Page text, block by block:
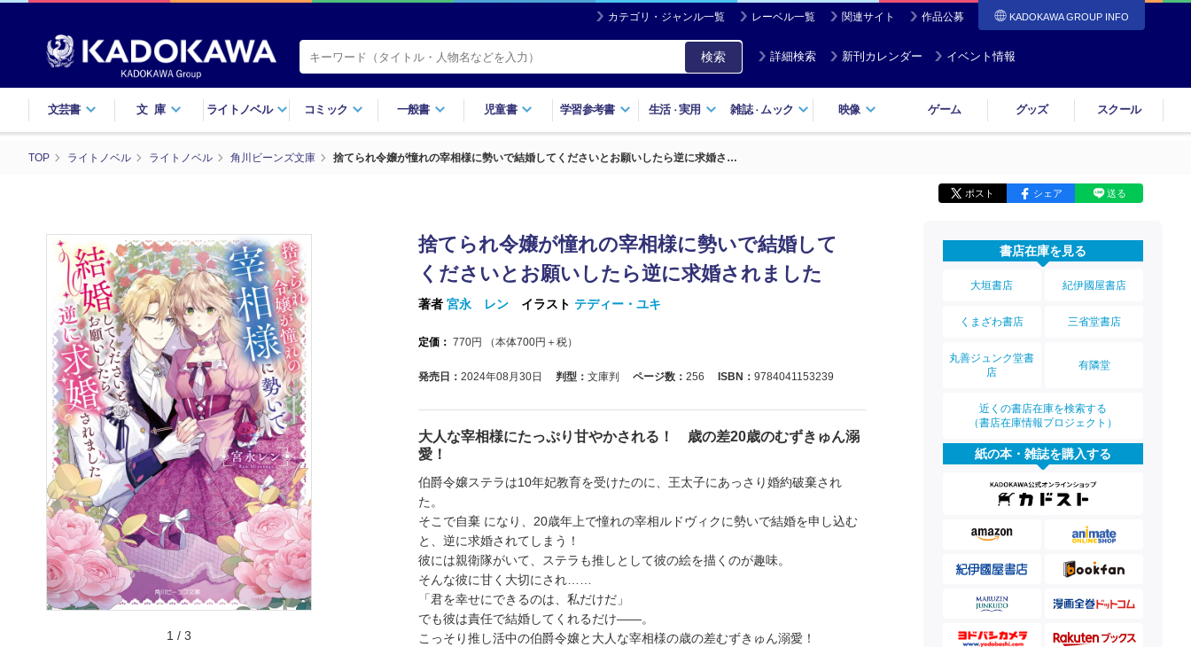
カテゴリ・ジャンル一覧 レーベル一覧 関連サイト 作品公募 KADOKAWA GROUP INFO
検索 詳細検索 新刊カレンダー イベント情報
文芸書 文庫 ライトノベル コミック 一般書 児童書 学習参考書 生活・実用 雑誌・ ムック 映像 ゲーム グッズ スクール
TOP ライトノベル ライトノベル 角川ビーンズ文庫 捨てられ令嬢が憧れの宰相様に勢いで結婚してくださいとお願いしたら逆に求婚さ…
ポスト シェア 送る
1 / 3
捨てられ令嬢が憧れの宰相様に勢いで結婚して
くださいとお願いしたら逆に求婚されました
著者 宮永 レン イラスト テディー・ユキ
定価： 770円 （本体700円＋税）
発売日： 2024年08月30日 判型： 文庫判 ページ数： 256 ISBN： 9784041153239
大人な宰相様にたっぷり甘やかされる！ 歳の差20歳のむずきゅん溺
愛！
伯爵令嬢ステラは10年妃教育を受けたのに、王太子にあっさり婚約破棄され
た。
そこで自棄 になり、20歳年上で憧れの宰相ルドヴィクに勢いで結婚を申し込む
と、逆に求婚されてしまう！
彼には親衛隊がいて、ステラも推しとして彼の絵を描くのが趣味。
そんな彼に甘く大切にされ……
「君を幸せにできるのは、私だけだ」
でも彼は責任で結婚してくれるだけ――。
こっそり推し活中の伯爵令嬢と大人な宰相様の歳の差むずきゅん溺愛！
書店在庫を見る
大垣書店 紀伊國屋書店
くまざわ書店 三省堂書店
丸善ジュンク堂書
店
有隣堂
近くの書店在庫を検索する
（書店在庫情報プロジェクト）
紙の本・雑誌を購入する